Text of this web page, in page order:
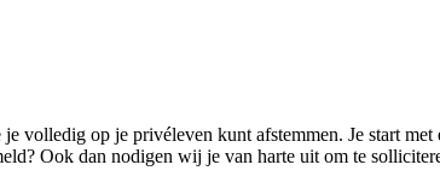
volledig op je privéleven kunt afstemmen. Je start
Ook dan nodigen wij je van harte uit om te